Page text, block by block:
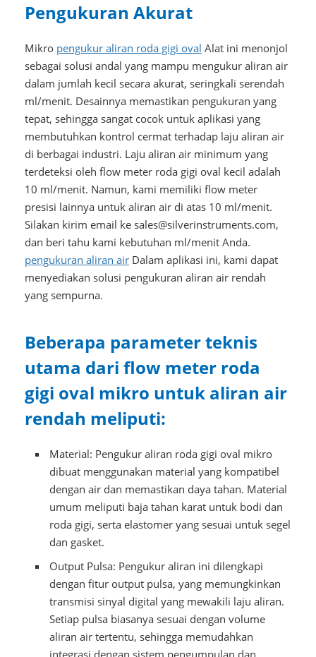
Pengukuran Akurat
Mikro pengukur aliran roda gigi oval Alat ini menonjol
sebagai solusi andal yang mampu mengukur aliran air
dalam jumlah kecil secara akurat, seringkali serendah
ml/menit. Desainnya memastikan pengukuran yang
tepat, sehingga sangat cocok untuk aplikasi yang
membutuhkan kontrol cermat terhadap laju aliran air
di berbagai industri. Laju aliran air minimum yang
terdeteksi oleh flow meter roda gigi oval kecil adalah
10 ml/menit. Namun, kami memiliki flow meter
presisi lainnya untuk aliran air di atas 10 ml/menit.
Silakan kirim email ke sales@silverinstruments.com,
dan beri tahu kami kebutuhan ml/menit Anda.
pengukuran aliran airDalam aplikasi ini, kami dapat
menyediakan solusi pengukuran aliran air rendah
yang sempurna.
Beberapa parameter teknis
utama dari flow meter roda
gigi oval mikro untuk aliran air
rendah meliputi:
Material: Pengukur aliran roda gigi oval mikro
dibuat menggunakan material yang kompatibel
dengan air dan memastikan daya tahan. Material
umum meliputi baja tahan karat untuk bodi dan
roda gigi, serta elastomer yang sesuai untuk segel
dan gasket.
Output Pulsa: Pengukur aliran ini dilengkapi
dengan fitur output pulsa, yang memungkinkan
transmisi sinyal digital yang mewakili laju aliran.
Setiap pulsa biasanya sesuai dengan volume
aliran air tertentu, sehingga memudahkan
integrasi dengan sistem pengumpulan dan